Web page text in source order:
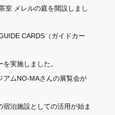
室 メレルの庭を開設しまし
CARDS（ガイドカー
実施しました。
アムNO-MAさんの展覧会が
泊施設としての活用が始ま